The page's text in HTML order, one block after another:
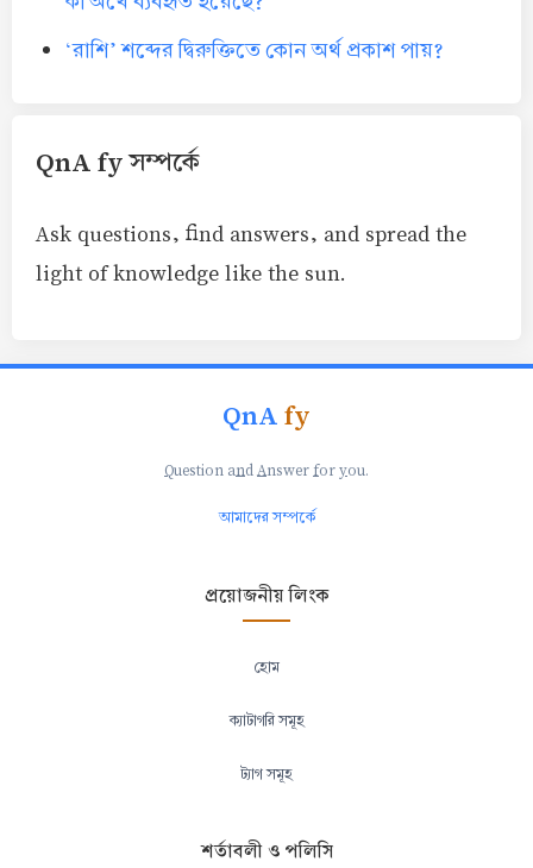
‘রাশি’ শব্দের দ্বিরুক্তিতে কোন অর্থ প্রকাশ পায়?
QnA fy সম্পর্কে
Ask questions, find answers, and spread the
light of knowledge like the sun.
QnAfy
Question andAnswer foryou.
আমাদের সম্পর্কে
প্রয়োজনীয় লিংক
হোম
ক্যাটাগরি সমূহ
ট্যাগ সমূহ
শর্তাবলী ও পলিসি